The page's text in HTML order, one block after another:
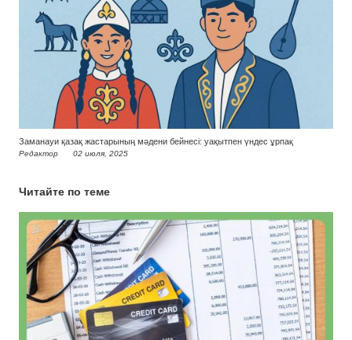
Заманауи қазақ жастарының мәдени бейнесі: уақытпен үндес ұрпақ
Редактор 02 июля, 2025
Читайте по теме